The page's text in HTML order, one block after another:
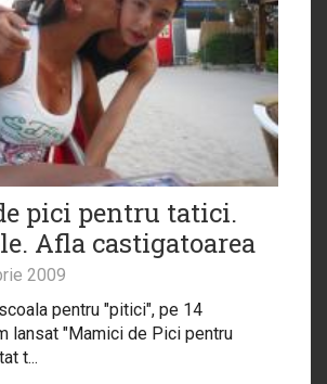
pici pentru tatici.
Afla castigatoarea
2009
pentru "pitici", pe 14
lansat "Mamici de Pici pentru
t...